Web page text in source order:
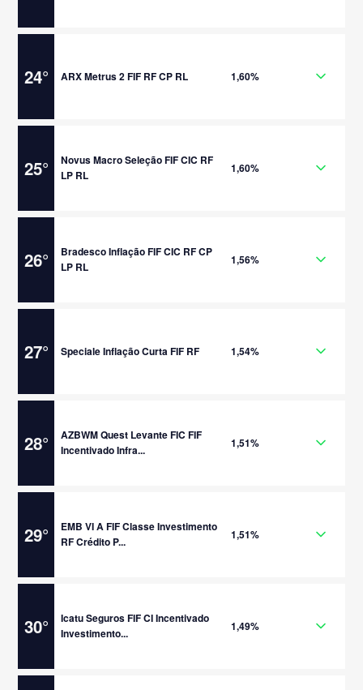
24° ARX Metrus 2 FIF RF CP RL 1,60%
25°
Novus Macro Seleção FIF CIC RF
LP RL
1,60%
26°
Bradesco Inflação FIF CIC RF CP
LP RL
1,56%
27° Speciale Inflação Curta FIF RF 1,54%
28°
AZBWM Quest Levante FIC FIF
Incentivado Infra...
1,51%
29°
EMB VI A FIF Classe Investimento
RF Crédito P...
1,51%
30°
Icatu Seguros FIF CI Incentivado
Investimento...
1,49%